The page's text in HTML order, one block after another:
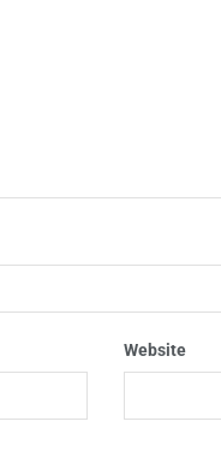
Website